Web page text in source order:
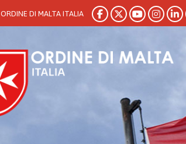
ORDINE DI MALTA ITALIA